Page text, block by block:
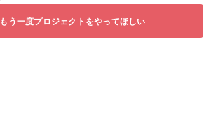
もう一度プロジェクトをやってほしい